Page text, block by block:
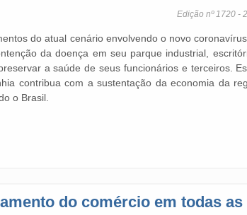
Edição nº 1720 -
do atual cenário envolvendo o novo
da doença em seu parque industrial,
a saúde de seus funcionários e terceiros.
contribua com a sustentação da economia da
o Brasil.
do comércio em todas as